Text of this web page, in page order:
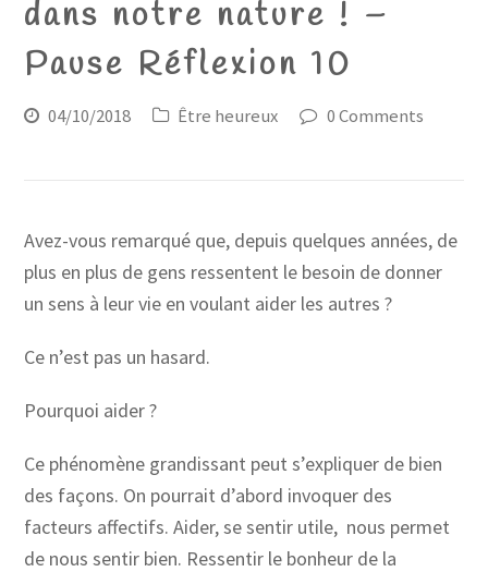
dans notre nature ! –
Pause Réflexion 10
04/10/2018 Être heureux 0 Comments
Avez-vous remarqué que, depuis quelques années, de
plus en plus de gens ressentent le besoin de donner
un sens à leur vie en voulant aider les autres ?
Ce n’est pas un hasard.
Pourquoi aider ?
Ce phénomène grandissant peut s’expliquer de bien
des façons. On pourrait d’abord invoquer des
facteurs affectifs. Aider, se sentir utile, nous permet
de nous sentir bien. Ressentir le bonheur de la